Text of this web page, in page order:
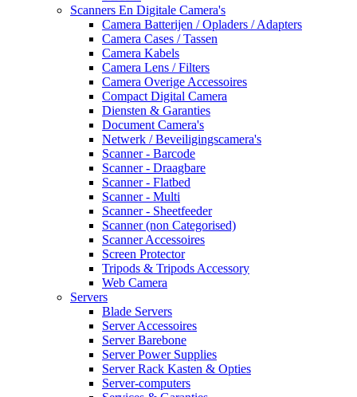
Scanners En Digitale Camera's
Camera Batterijen / Opladers / Adapters
Camera Cases / Tassen
Camera Kabels
Camera Lens / Filters
Camera Overige Accessoires
Compact Digital Camera
Diensten & Garanties
Document Camera's
Netwerk / Beveiligingscamera's
Scanner - Barcode
Scanner - Draagbare
Scanner - Flatbed
Scanner - Multi
Scanner - Sheetfeeder
Scanner (non Categorised)
Scanner Accessoires
Screen Protector
Tripods & Tripods Accessory
Web Camera
Servers
Blade Servers
Server Accessoires
Server Barebone
Server Power Supplies
Server Rack Kasten & Opties
Server-computers